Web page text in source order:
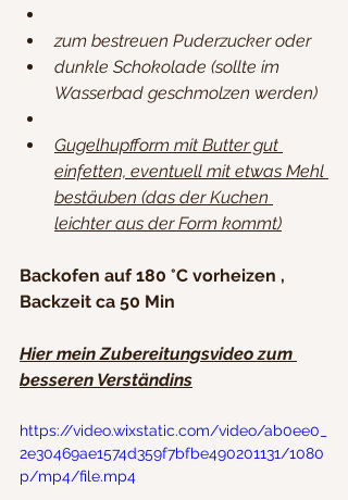
zum bestreuen Puderzucker oder
dunkle Schokolade (sollte im
Wasserbad geschmolzen werden)
Gugelhupfform mit Butter gut
einfetten, eventuell mit etwas Mehl
bestäuben (das der Kuchen
leichter aus der Form kommt)
Backofen auf 180 °C vorheizen ,
Backzeit ca 50 Min
Hier mein Zubereitungsvideo zum
besseren Verständins
https://video.wixstatic.com/video/ab0ee0_
2e30469ae1574d359f7bfbe490201131/1080
p/mp4/file.mp4